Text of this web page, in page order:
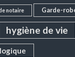
notaire Garde-
hygiène de vie